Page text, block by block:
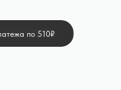
по 510₽